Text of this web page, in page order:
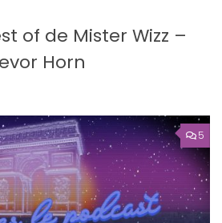
of de Mister Wizz –
Horn
5